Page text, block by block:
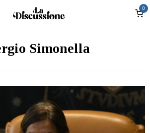
0
Simonella